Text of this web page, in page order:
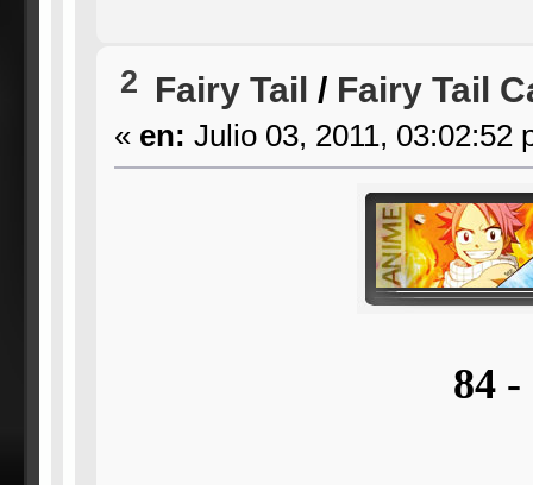
2 Fairy Tail / Fairy Tail
« en: Julio 03, 2011, 03:02:52
84 -